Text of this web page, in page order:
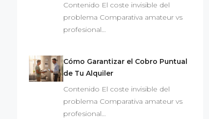
Contenido El coste invisible del
problema Comparativa amateur vs
profesional…
Cómo Garantizar el Cobro Puntual
de Tu Alquiler
Contenido El coste invisible del
problema Comparativa amateur vs
profesional…